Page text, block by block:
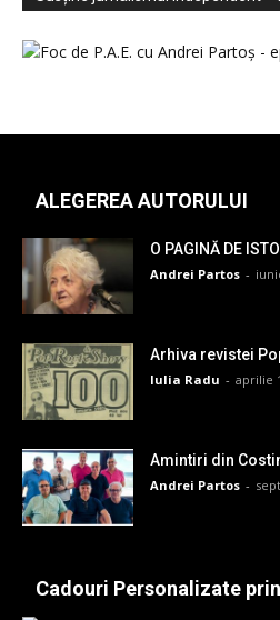
ALEGEREA AUTORULUI
O PAGINĂ DE
Andrei Partos -
Arhiva revistei
Iulia Radu - aprilie
Amintiri din
Andrei Partos -
Cadouri Personalizate